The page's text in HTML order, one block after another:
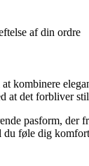
af din ordre
kombinere
at det forbliver
pasform,
føle dig